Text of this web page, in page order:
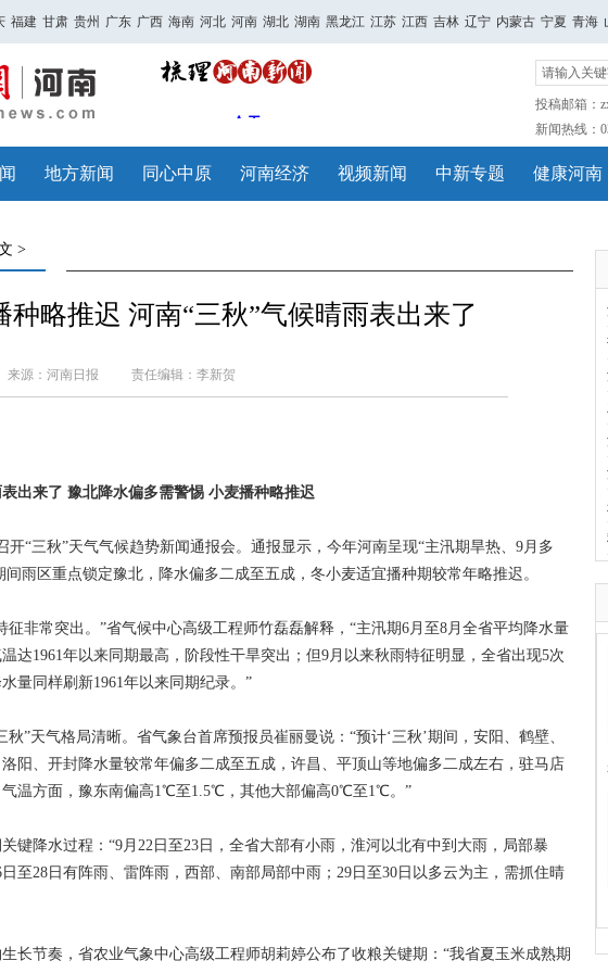
福建 甘肃 贵州 广东 广西 海南 河北 河南 湖北 湖南 黑龙江 江苏 江西 吉林 辽宁 内蒙古 宁夏 青海
投稿邮箱：
新闻热线：
地方新闻 同心中原 河南经济 视频新闻 中新专题 健康河南
>
种略推迟 河南“三秋”气候晴雨表出来了
来源：河南日报 责任编辑：李新贺
出来了 豫北降水偏多需警惕 小麦播种略推迟
“三秋”天气气候趋势新闻通报会。通报显示，今年河南呈现“主汛期旱热、9月多
间雨区重点锁定豫北，降水偏多二成至五成，冬小麦适宜播种期较常年略推迟。
非常突出。”省气候中心高级工程师竹磊磊解释，“主汛期6月至8月全省平均降水量
达1961年以来同期最高，阶段性干旱突出；但9月以来秋雨特征明显，全省出现5次
量同样刷新1961年以来同期纪录。”
天气格局清晰。省气象台首席预报员崔丽曼说：“预计‘三秋’期间，安阳、鹤壁、
阳、开封降水量较常年偏多二成至五成，许昌、平顶山等地偏多二成左右，驻马店
气温方面，豫东南偏高1℃至1.5℃，其他大部偏高0℃至1℃。”
降水过程：“9月22日至23日，全省大部有小雨，淮河以北有中到大雨，局部暴
至28日有阵雨、雷阵雨，西部、南部局部中雨；29日至30日以多云为主，需抓住晴
节奏，省农业气象中心高级工程师胡莉婷公布了收粮关键期：“我省夏玉米成熟期